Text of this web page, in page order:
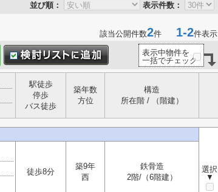
並び順： 表示件数：
該当公開件数2件 1-2件表示
表示中物件を
一括でチェック
駅徒歩
停歩
バス徒歩
築年数
方位
構造
所在階 / （階建）
選択
▼
徒歩8分
築9年
西
鉄骨造
2階/（6階建）